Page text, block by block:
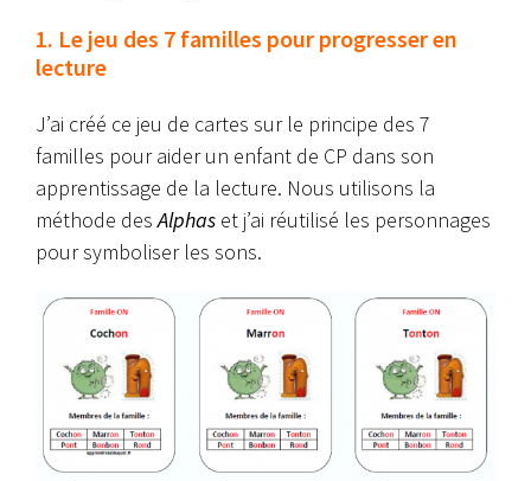
1. Le jeu des 7 familles pour progresser en
lecture
J’ai créé ce jeu de cartes sur le principe des 7
familles pour aider un enfant de CP dans son
apprentissage de la lecture. Nous utilisons la
méthode desAlphas et j’ai réutilisé les personnages
pour symboliser les sons.